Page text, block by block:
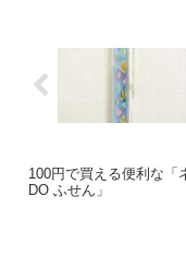
100円で買える便利な「
DO ふせん」